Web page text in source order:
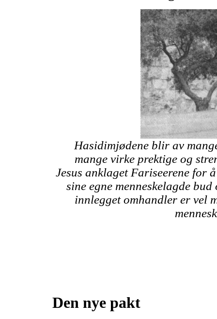
Hasidimjødene blir av
mange virke prektige og
Jesus anklaget Fariseerene for
sine egne menneskelagde
innlegget omhandler er vel
Den nye pakt